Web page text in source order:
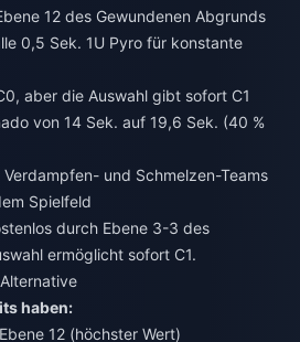
12 des Gewundenen Abgrunds
0,5 Sek. 1U Pyro für konstante
aber die Auswahl gibt sofort C1
von 14 Sek. auf 19,6 Sek. (40 %
und Schmelzen-Teams
Spielfeld
durch Ebene 3-3 des
ermöglicht sofort C1.
haben:
12 (höchster Wert)